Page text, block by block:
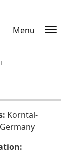
Menu
Korntal-